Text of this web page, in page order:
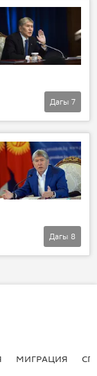
Дагы 7
Дагы 8
МИГРАЦИЯ